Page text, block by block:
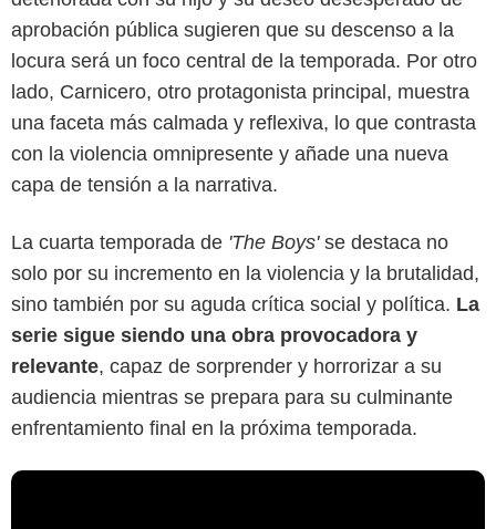
aprobación pública sugieren que su descenso a la
locura será un foco central de la temporada. Por otro
lado, Carnicero, otro protagonista principal, muestra
una faceta más calmada y reflexiva, lo que contrasta
con la violencia omnipresente y añade una nueva
capa de tensión a la narrativa.
La cuarta temporada de 'The Boys'se destaca no
solo por su incremento en la violencia y la brutalidad,
sino también por su aguda crítica social y política. La
serie sigue siendo una obra provocadora y
relevante, capaz de sorprender y horrorizar a su
audiencia mientras se prepara para su culminante
enfrentamiento final en la próxima temporada.